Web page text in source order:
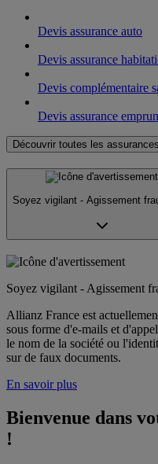
Devis assurance auto
Devis assurance
Devis complémentaire
Devis assurance
Découvrir toutes les assurances
Soyez vigilant - Agissement
Soyez vigilant - Agissement
Allianz France est
sous forme d'e-mails et
le nom de la société ou
sur de faux documents.
En savoir plus
Bienvenue dans
!